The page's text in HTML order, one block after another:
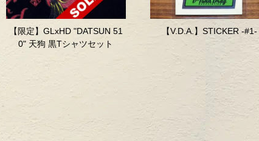
【限定】GLxHD "DATSUN 51
0" 天狗 黒Tシャツセット
【V.D.A.】STICKER -#1-